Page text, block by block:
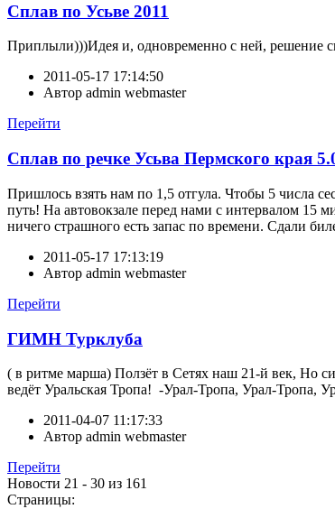
Сплав по Усьве 2011
Приплыли)))Идея и, одновременно с ней, решение
2011-05-17 17:14:50
Автор admin webmaster
Перейти
Сплав по речке Усьва Пермского края
Пришлось взять нам по 1,5 отгула. Чтобы 5 числа
путь! На автовокзале перед нами с интервалом 15
ничего страшного есть запас по времени. Сдали
2011-05-17 17:13:19
Автор admin webmaster
Перейти
ГИМН Турклуба
( в ритме марша) Ползёт в Сетях наш 21-й век, Но
ведёт Уральская Тропа! -Урал-Тропа, Урал-Тропа,
2011-04-07 11:17:33
Автор admin webmaster
Перейти
Новости 21 - 30 из 161
Страницы: